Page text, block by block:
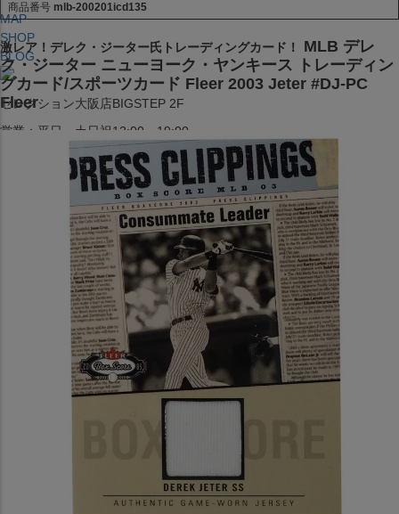
MAP
SHOP
BLOG
セレクション大阪店BIGSTEP 2F
営業：平日・土日祝12:00～19:00
大阪府大阪市中央区西心斎橋1丁目6番14号
TEL:06-4708-3300
JR水道橋駅西口店
営業：土・日・祝日のみ 12:00-18:00
東京都千代田区神田三崎町２丁目２２−１ 1F
商品番号 mlb-200201icd135
激レア！デレク・ジーター氏トレーディングカード！
MLB デレ
ク・ジーター ニューヨーク・ヤンキース トレーディン
グカード/スポーツカード Fleer 2003 Jeter #DJ-PC
Fleer